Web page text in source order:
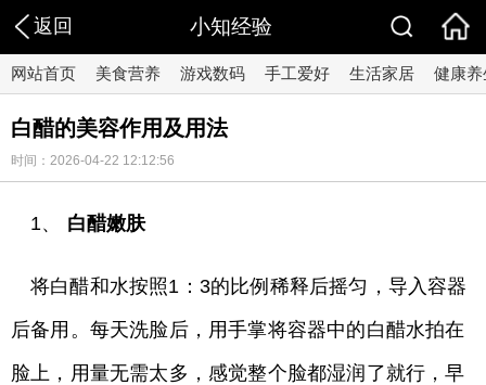
返回 小知经验
网站首页 美食营养 游戏数码 手工爱好 生活家居 健康养
白醋的美容作用及用法
时间：2026-04-22 12:12:56
1、 白醋嫩肤
将白醋和水按照1：3的比例稀释后摇匀，导入容器
后备用。每天洗脸后，用手掌将容器中的白醋水拍在
脸上，用量无需太多，感觉整个脸都湿润了就行，早